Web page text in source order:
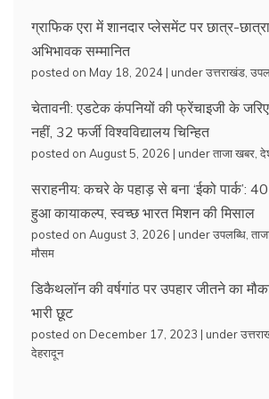
ग्राफिक एरा में शानदार प्लेसमेंट पर छात्र-
अभिभावक सम्मानित
posted on May 18, 2024 | underउत्तराखंड,
चेतावनी: एडटेक कंपनियों की फ्रेंचाइजी के जरिए
नहीं, 32 फर्जी विश्वविद्यालय चिन्हित
posted on August 5, 2026 | underताजा खबर,
सराहनीय: कचरे के पहाड़ से बना ‘ईको पार्क’:
हुआ कायाकल्प, स्वच्छ भारत मिशन की मिसाल
posted on August 3, 2026 | underउपलब्धि,
मौसम
डिकैथलॉन की वर्षगांठ पर उपहार जीतने का
भारी छूट
posted on December 17, 2023 | under
देहरादून